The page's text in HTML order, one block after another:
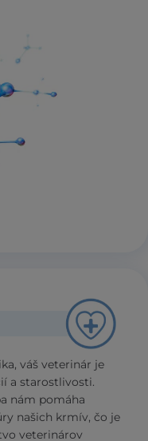
váš veterinár je
a starostlivosti.
nám pomáha
našich krmív, čo je
veterinárov